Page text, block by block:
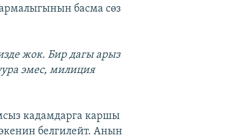
басма сөз
жок. Бир дагы арыз
эмес, милиция
кадамдарга каршы
белгилейт. Анын